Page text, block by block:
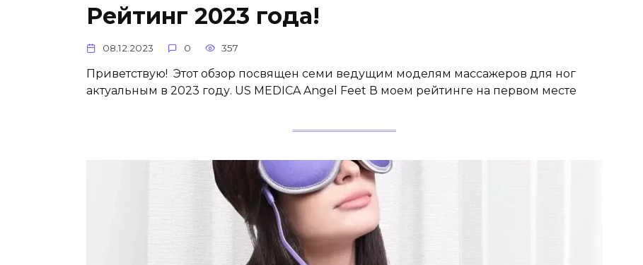
Рейтинг 2023 года!
08.12.2023 0 357
Приветствую! Этот обзор посвящен семи ведущим моделям массажеров для ног
актуальным в 2023 году. US MEDICA Angel Feet В моем рейтинге на первом месте